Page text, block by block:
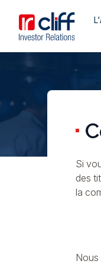
contenu
principal
Aller directement
Si
des
la
Nous